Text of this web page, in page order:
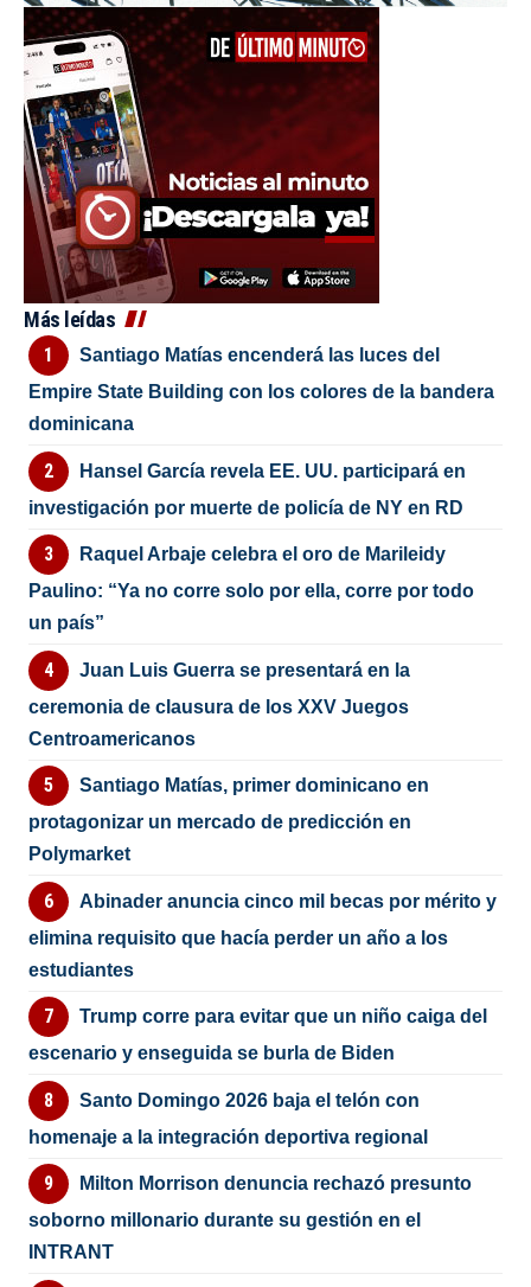
Más leídas
Santiago Matías encenderá las luces del
Empire State Building con los colores de la bandera
dominicana
Hansel García revela EE. UU. participará en
investigación por muerte de policía de NY en RD
Raquel Arbaje celebra el oro de Marileidy
Paulino: “Ya no corre solo por ella, corre por todo
un país”
Juan Luis Guerra se presentará en la
ceremonia de clausura de los XXV Juegos
Centroamericanos
Santiago Matías, primer dominicano en
protagonizar un mercado de predicción en
Polymarket
Abinader anuncia cinco mil becas por mérito y
elimina requisito que hacía perder un año a los
estudiantes
Trump corre para evitar que un niño caiga del
escenario y enseguida se burla de Biden
Santo Domingo 2026 baja el telón con
homenaje a la integración deportiva regional
Milton Morrison denuncia rechazó presunto
soborno millonario durante su gestión en el
INTRANT